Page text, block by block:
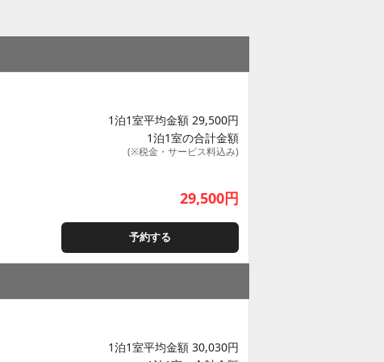
1泊1室平均金額 29,500円
1泊1室の合計金額
(※税金・サービス料込み)
29,500円
予約する
1泊1室平均金額 30,030円